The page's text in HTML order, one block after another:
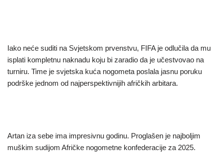
Iako neće suditi na Svjetskom prvenstvu, FIFA je odlučila da mu
isplati kompletnu naknadu koju bi zaradio da je učestvovao na
turniru. Time je svjetska kuća nogometa poslala jasnu poruku
podrške jednom od najperspektivnijih afričkih arbitara.
Artan iza sebe ima impresivnu godinu. Proglašen je najboljim
muškim sudijom Afričke nogometne konfederacije za 2025.